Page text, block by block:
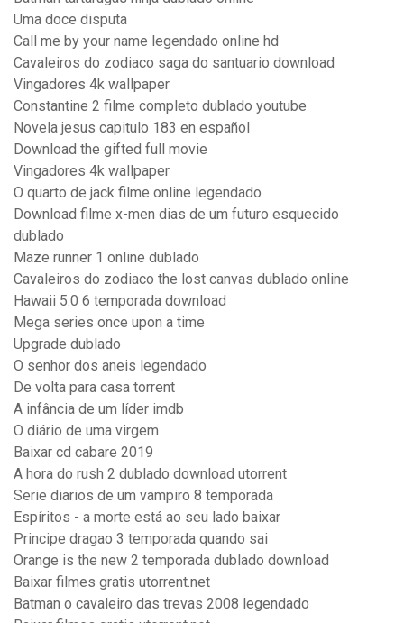
Uma doce disputa
Call me by your name legendado online hd
Cavaleiros do zodiaco saga do santuario download
Vingadores 4k wallpaper
Constantine 2 filme completo dublado youtube
Novela jesus capitulo 183 en español
Download the gifted full movie
Vingadores 4k wallpaper
O quarto de jack filme online legendado
Download filme x-men dias de um futuro esquecido
dublado
Maze runner 1 online dublado
Cavaleiros do zodiaco the lost canvas dublado online
Hawaii 5.0 6 temporada download
Mega series once upon a time
Upgrade dublado
O senhor dos aneis legendado
De volta para casa torrent
A infância de um líder imdb
O diário de uma virgem
Baixar cd cabare 2019
A hora do rush 2 dublado download utorrent
Serie diarios de um vampiro 8 temporada
Espíritos - a morte está ao seu lado baixar
Principe dragao 3 temporada quando sai
Orange is the new 2 temporada dublado download
Baixar filmes gratis utorrent.net
Batman o cavaleiro das trevas 2008 legendado